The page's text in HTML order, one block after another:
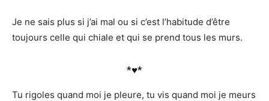
Je ne sais plus si j’ai mal ou si c’est l’habitude d’être
toujours celle qui chiale et qui se prend tous les murs.
*♥*
Tu rigoles quand moi je pleure, tu vis quand moi je meurs